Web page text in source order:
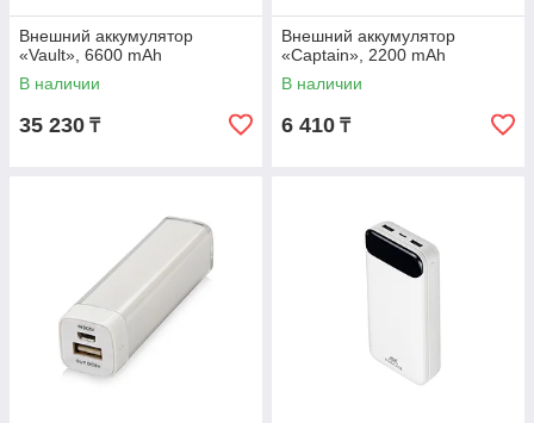
Внешний аккумулятор
«Vault», 6600 mAh
В наличии
35 230 ₸
Внешний аккумулятор
«Captain», 2200 mAh
В наличии
6 410 ₸